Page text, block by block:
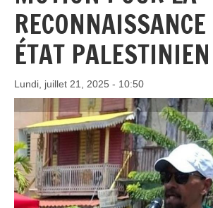
RECONNAISSANCE
ÉTAT PALESTINIEN
Lundi, juillet 21, 2025 - 10:50